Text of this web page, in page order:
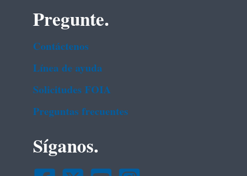
Pregunte.
Contáctenos
Línea de ayuda
Solicitudes FOIA
Preguntas frecuentes
Síganos.